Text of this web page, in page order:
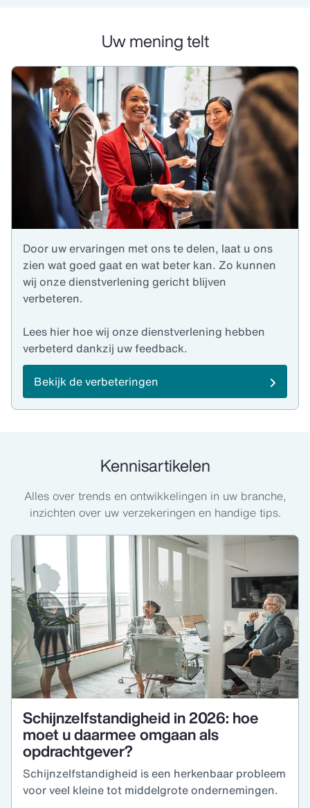
Uw mening telt
Door uw ervaringen met ons te delen, laat u ons
zien wat goed gaat en wat beter kan. Zo kunnen
wij onze dienstverlening gericht blijven
verbeteren.
Lees hier hoe wij onze dienstverlening hebben
verbeterd dankzij uw feedback.
Bekijk de verbeteringen
Kennisartikelen
Alles over trends en ontwikkelingen in uw branche,
inzichten over uw verzekeringen en handige tips.
Schijnzelfstandigheid in 2026: hoe
moet u daarmee omgaan als
opdrachtgever?
Schijnzelfstandigheid is een herkenbaar probleem
voor veel kleine tot middelgrote ondernemingen.